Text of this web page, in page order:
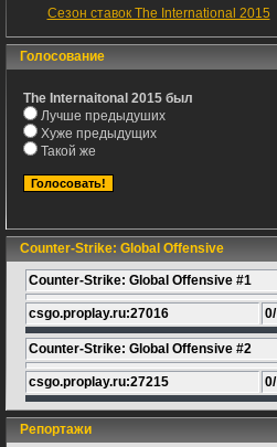
Сезон ставок The International 2015
Голосование
The Internaitonal 2015 был
Лучше предыдуших
Хуже предыдущих
Такой же
Counter-Strike: Global Offensive
Counter-Strike: Global Offensive #1
csgo.proplay.ru:27016 0/
Counter-Strike: Global Offensive #2
csgo.proplay.ru:27215 0/
Репортажи